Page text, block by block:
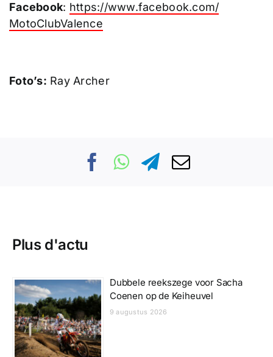
Facebook: https://www.facebook.com/
MotoClubValence
Foto’s: Ray Archer
Plus d'actu
Dubbele reekszege voor Sacha
Coenen op de Keiheuvel
9 augustus 2026